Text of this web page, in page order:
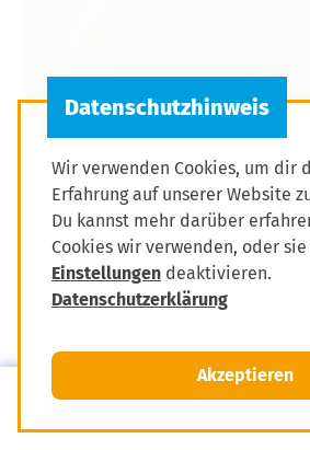
Mitglied werden
Wir verwenden Cookies, um dir
Erfahrung auf unserer Website
Du kannst mehr darüber
Cookies wir verwenden, oder
Einstellungen deaktivieren.
Datenschutzerklärung
Akzeptieren